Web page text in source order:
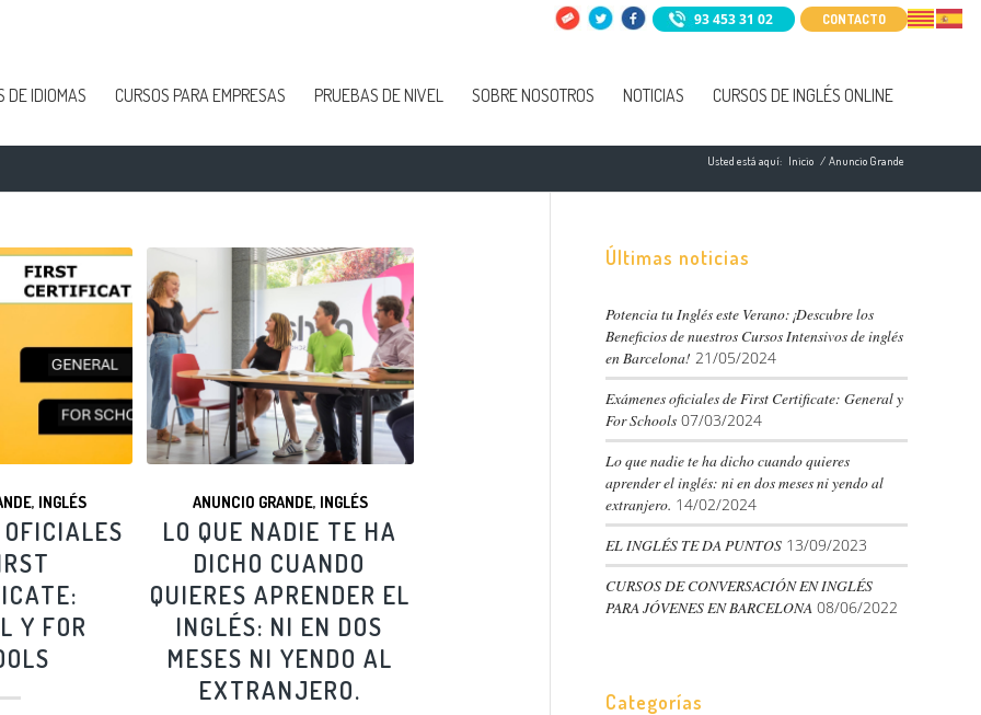
93 453 31 02 CONTACTO
DE IDIOMAS CURSOS PARA EMPRESAS PRUEBAS DE NIVEL SOBRE NOSOTROS NOTICIAS CURSOS DE INGLÉS ONLINE
Usted está aquí: Inicio / Anuncio Grande
, INGLÉS
Y FOR
ANUNCIO GRANDE, INGLÉS
LO QUE NADIE TE HA
DICHO CUANDO
QUIERES APRENDER EL
INGLÉS: NI EN DOS
MESES NI YENDO AL
EXTRANJERO.
Últimas noticias
Potencia tu Inglés este Verano:¡Descubre los
Beneficios de nuestros Cursos Intensivos de inglés
en Barcelona! 21/05/2024
Exámenes oficiales de First Certificate: General y
For Schools 07/03/2024
Lo que nadie te ha dicho cuando quieres
aprender el inglés: ni en dos meses ni yendo al
extranjero. 14/02/2024
EL INGLÉS TE DA PUNTOS 13/09/2023
CURSOS DE CONVERSACIÓN EN INGLÉS
PARA JÓVENES EN BARCELONA 08/06/2022
Categorías